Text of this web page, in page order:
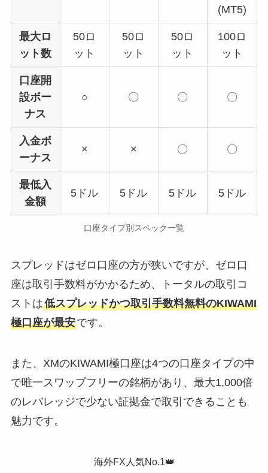
(MT5)
最大ロ
ット数
50ロ
ット
50ロ
ット
50ロ
ット
100ロ
ット
口座開
設ボー
ナス
○ 〇 〇 〇
入金ボ
ーナス
× × 〇 〇
最低入
金額
5ドル 5ドル 5ドル 5ドル
口座タイプ別スペック一覧
スプレッドはゼロ口座の方が狭いですが、ゼロ口
座は取引手数料がかかるため、トータルの取引コ
ストは低スプレッドかつ取引手数料無料のKIWAMI
極口座が最安です。
また、XMのKIWAMI極口座は4つの口座タイプの中
で唯一スワップフリーの銘柄があり、最大1,000倍
のレバレッジで少ない証拠金で取引できることも
魅力です。
海外FX人気No.1👑